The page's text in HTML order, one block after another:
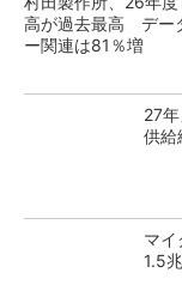
高が過去最高 デー
ー関連は81％増
27
供給
マ
1.5